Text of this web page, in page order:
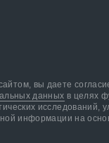
вы даете
данных в целях
информации на